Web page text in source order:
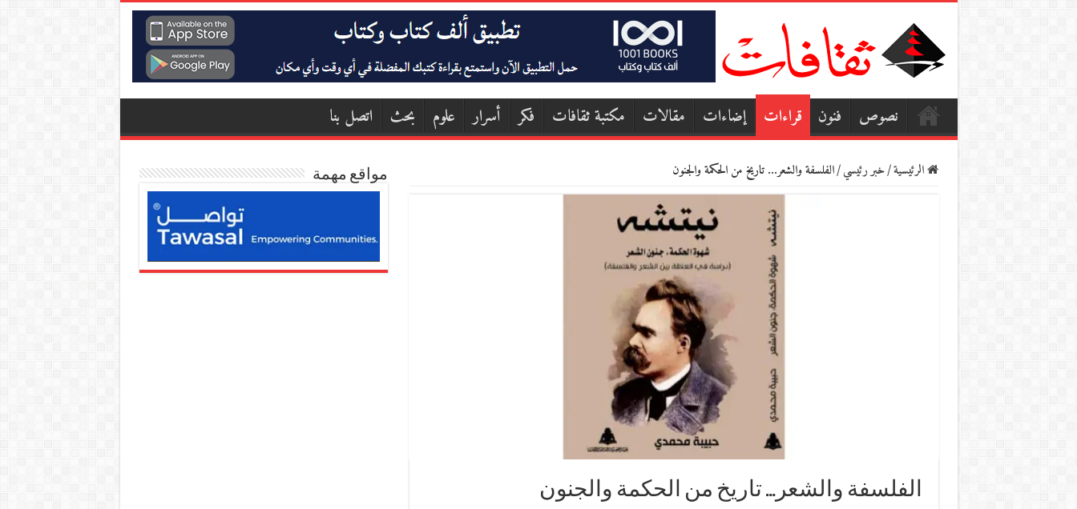
نصوص فنون قراءات إضاءات مقالات مكتبة ثقافات فكر أسرار علوم بحث اتصل بنا
الرئيسية/خبر رئيسي/الفلسفة والشعر… تاريخ من الحكمة والجنون
الفلسفة والشعر… تاريخ من الحكمة والجنون
مواقع مهمة